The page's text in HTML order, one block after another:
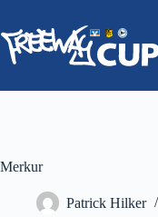
springen
Merkur
Patrick Hilker